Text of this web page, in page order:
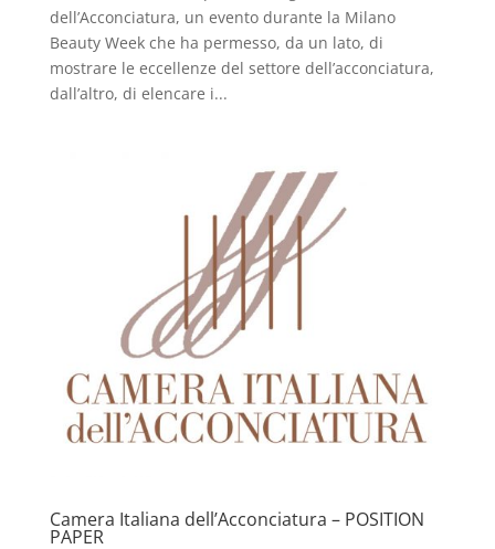
dell’Acconciatura, un evento durante la Milano
Beauty Week che ha permesso, da un lato, di
mostrare le eccellenze del settore dell’acconciatura,
dall’altro, di elencare i...
Camera Italiana dell’Acconciatura – POSITION
PAPER